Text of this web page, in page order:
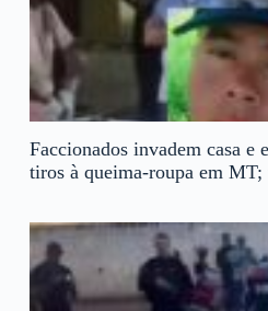
Faccionados invadem casa e
tiros à queima-roupa em